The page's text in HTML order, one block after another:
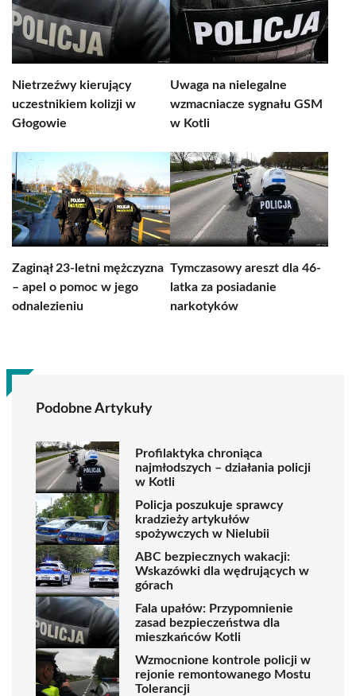
Nietrzeźwy kierujący
uczestnikiem kolizji w
Głogowie
Uwaga na nielegalne
wzmacniacze sygnału GSM
w Kotli
Zaginął 23-letni mężczyzna
– apel o pomoc w jego
odnalezieniu
Tymczasowy areszt dla 46-
latka za posiadanie
narkotyków
Podobne Artykuły
Profilaktyka chroniąca
najmłodszych – działania policji
w Kotli
Policja poszukuje sprawcy
kradzieży artykułów
spożywczych w Nielubii
ABC bezpiecznych wakacji:
Wskazówki dla wędrujących w
górach
Fala upałów: Przypomnienie
zasad bezpieczeństwa dla
mieszkańców Kotli
Wzmocnione kontrole policji w
rejonie remontowanego Mostu
Tolerancji